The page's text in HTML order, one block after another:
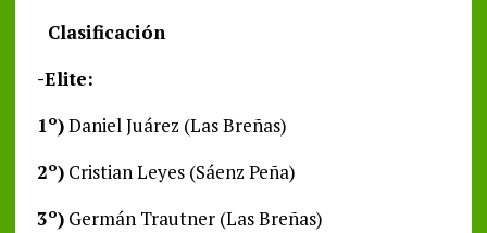
Clasificación
-Elite:
1º)Daniel Juárez (Las Breñas)
2º)Cristian Leyes (Sáenz Peña)
3º)Germán Trautner (Las Breñas)